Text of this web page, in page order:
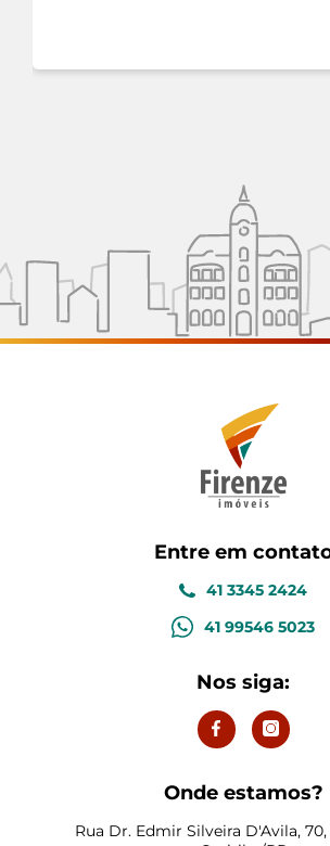
Entre em
41 3345 2424
41 99546 5023
Nos siga:
Onde estamos?
Rua Dr. Edmir Silveira D'Avila,